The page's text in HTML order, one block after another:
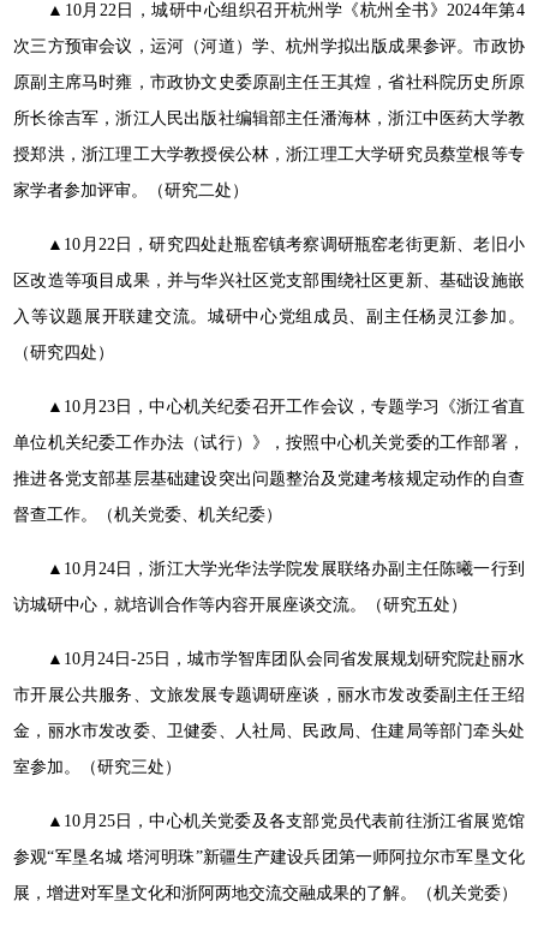
▲10月22日，城研中心组织召开杭州学《杭州全书》2024年第4
次三方预审会议，运河（河道）学、杭州学拟出版成果参评。市政协
原副主席马时雍，市政协文史委原副主任王其煌，省社科院历史所原
所长徐吉军，浙江人民出版社编辑部主任潘海林，浙江中医药大学教
授郑洪，浙江理工大学教授侯公林，浙江理工大学研究员蔡堂根等专
家学者参加评审。（研究二处）
▲10月22日，研究四处赴瓶窑镇考察调研瓶窑老街更新、老旧小
区改造等项目成果，并与华兴社区党支部围绕社区更新、基础设施嵌
入等议题展开联建交流。城研中心党组成员、副主任杨灵江参加。
（研究四处）
▲10月23日，中心机关纪委召开工作会议，专题学习《浙江省直
单位机关纪委工作办法（试行）》，按照中心机关党委的工作部署，
推进各党支部基层基础建设突出问题整治及党建考核规定动作的自查
督查工作。（机关党委、机关纪委）
▲10月24日，浙江大学光华法学院发展联络办副主任陈曦一行到
访城研中心，就培训合作等内容开展座谈交流。（研究五处）
▲10月24日-25日，城市学智库团队会同省发展规划研究院赴丽水
市开展公共服务、文旅发展专题调研座谈，丽水市发改委副主任王绍
金，丽水市发改委、卫健委、人社局、民政局、住建局等部门牵头处
室参加。（研究三处）
▲10月25日，中心机关党委及各支部党员代表前往浙江省展览馆
参观“军垦名城 塔河明珠”新疆生产建设兵团第一师阿拉尔市军垦文化
展，增进对军垦文化和浙阿两地交流交融成果的了解。（机关党委）